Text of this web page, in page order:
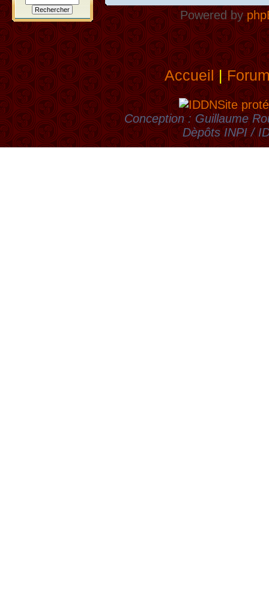
Powered by
Accueil|
Site
Conception : Guillaume
Dèpôts INPI /